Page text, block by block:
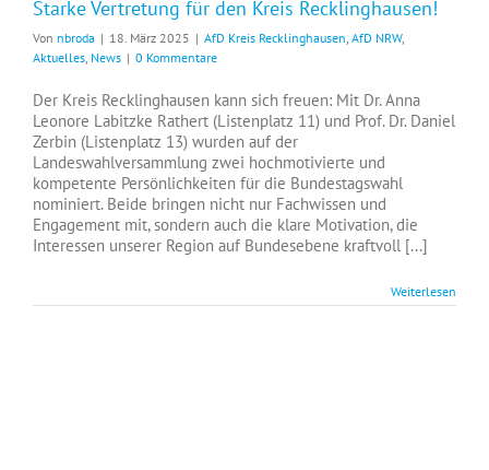
Starke Vertretung für den Kreis Recklinghausen!
Von nbroda | 18. März 2025 | AfD Kreis Recklinghausen, AfD NRW,
Aktuelles, News | 0 Kommentare
Der Kreis Recklinghausen kann sich freuen: Mit Dr. Anna
Leonore Labitzke Rathert (Listenplatz 11) und Prof. Dr. Daniel
Zerbin (Listenplatz 13) wurden auf der
Landeswahlversammlung zwei hochmotivierte und
kompetente Persönlichkeiten für die Bundestagswahl
nominiert. Beide bringen nicht nur Fachwissen und
Engagement mit, sondern auch die klare Motivation, die
Interessen unserer Region auf Bundesebene kraftvoll [...]
Weiterlesen